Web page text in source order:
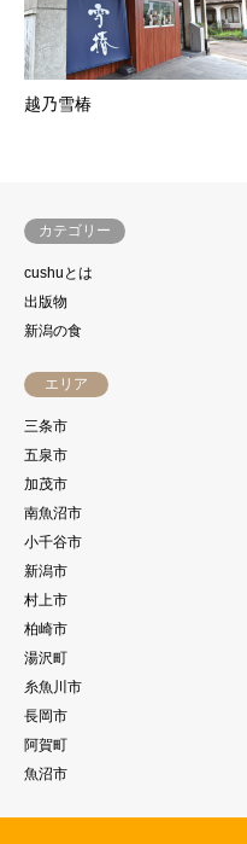
越乃雪椿
カテゴリー
cushuとは
出版物
新潟の食
エリア
三条市
五泉市
加茂市
南魚沼市
小千谷市
新潟市
村上市
柏崎市
湯沢町
糸魚川市
長岡市
阿賀町
魚沼市